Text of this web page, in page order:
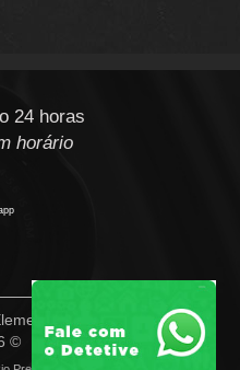
24 horas
horário
Detetive Particular -
©